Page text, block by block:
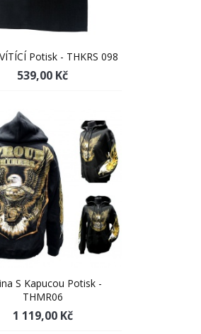
Potisk - THKRS 098
539,00 Kč
S Kapucou Potisk -
THMR06
1 119,00 Kč